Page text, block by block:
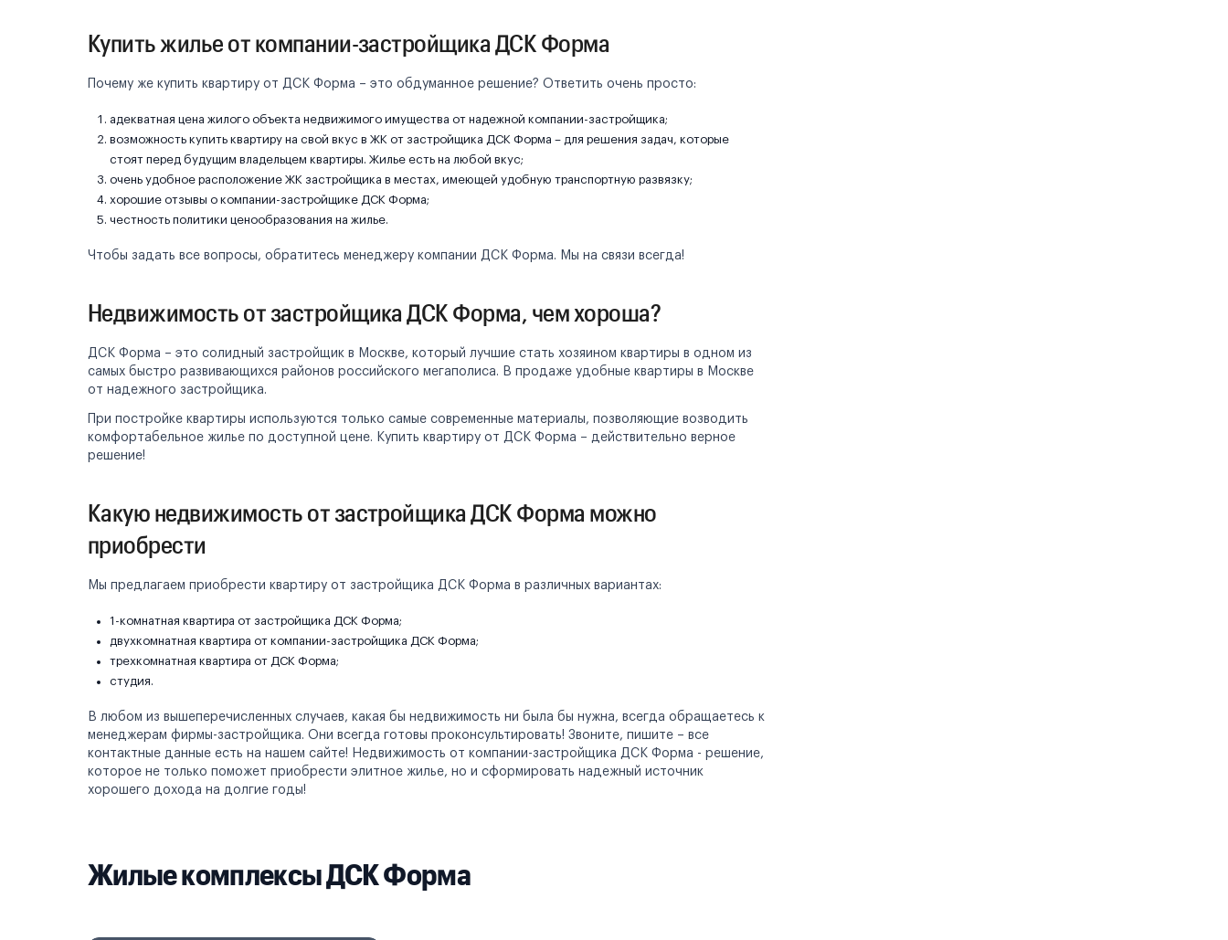
Купить жилье от компании-застройщика ДСК Форма
Почему же купить квартиру от ДСК Форма – это обдуманное решение? Ответить очень просто:
адекватная цена жилого объекта недвижимого имущества от надежной компании-застройщика;
возможность купить квартиру на свой вкус в ЖК от застройщика ДСК Форма – для решения задач, которые
стоят перед будущим владельцем квартиры. Жилье есть на любой вкус;
очень удобное расположение ЖК застройщика в местах, имеющей удобную транспортную развязку;
хорошие отзывы о компании-застройщике ДСК Форма;
честность политики ценообразования на жилье.
Чтобы задать все вопросы, обратитесь менеджеру компании ДСК Форма. Мы на связи всегда!
Недвижимость от застройщика ДСК Форма, чем хороша?
ДСК Форма – это солидный застройщик в Москве, который лучшие стать хозяином квартиры в одном из
самых быстро развивающихся районов российского мегаполиса. В продаже удобные квартиры в Москве
от надежного застройщика.
При постройке квартиры используются только самые современные материалы, позволяющие возводить
комфортабельное жилье по доступной цене. Купить квартиру от ДСК Форма – действительно верное
решение!
Какую недвижимость от застройщика ДСК Форма можно
приобрести
Мы предлагаем приобрести квартиру от застройщика ДСК Форма в различных вариантах:
1-комнатная квартира от застройщика ДСК Форма;
двухкомнатная квартира от компании-застройщика ДСК Форма;
трехкомнатная квартира от ДСК Форма;
студия.
В любом из вышеперечисленных случаев, какая бы недвижимость ни была бы нужна, всегда обращаетесь к
менеджерам фирмы-застройщика. Они всегда готовы проконсультировать! Звоните, пишите – все
контактные данные есть на нашем сайте! Недвижимость от компании-застройщика ДСК Форма - решение,
которое не только поможет приобрести элитное жилье, но и сформировать надежный источник
хорошего дохода на долгие годы!
Жилые комплексы ДСК Форма